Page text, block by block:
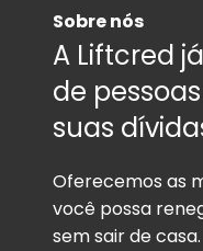
Sobre nós
A Liftcred
de
suas
Oferecemos as
você possa
sem sair de casa.